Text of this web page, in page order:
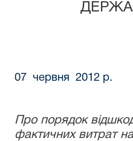
07 червня 2012 р.
Про порядок
фактичних витрат на